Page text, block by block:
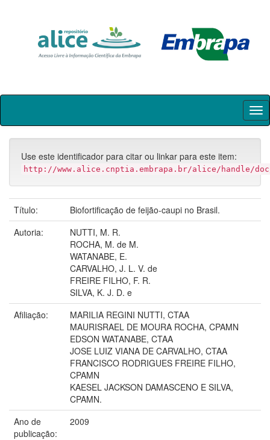
Skip
Use este identificador para citar ou linkar para este item:
http://www.alice.cnptia.embrapa.br/alice/handle/
Título:
Biofortificação de feijão-caupi no Brasil.
Autoria:
NUTTI, M. R.
ROCHA, M. de M.
WATANABE, E.
CARVALHO, J. L. V. de
FREIRE FILHO, F. R.
SILVA, K. J. D. e
Afiliação:
MARILIA REGINI NUTTI, CTAA
MAURISRAEL DE MOURA ROCHA, CPAMN
EDSON WATANABE, CTAA
JOSE LUIZ VIANA DE CARVALHO, CTAA
FRANCISCO RODRIGUES FREIRE FILHO,
CPAMN
KAESEL JACKSON DAMASCENO E SILVA,
CPAMN.
Ano de
publicação:
2009